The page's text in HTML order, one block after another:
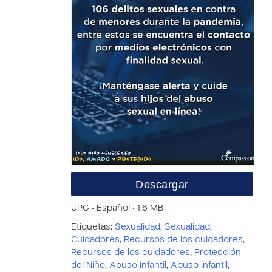
Descargar
JPG • Español • 1.6 MB
Etiquetas: Sexualidad, Sexualidad,
Cuidadores, Recursos de los cuidadores,
Recursos de los cuidadores, Protección
del Niño, Abuso Infantil , Abuso infantil ,